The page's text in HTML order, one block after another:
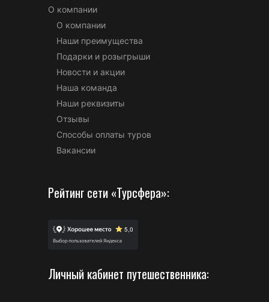
О компании
О компании
Наши преимущества
Подарки и розыгрыши
Новости и акции
Наша команда
Наши реквизиты
Отзывы
Способы оплаты туров
Вакансии
Рейтинг сети «Турсфера»:
Личный кабинет путешественника: